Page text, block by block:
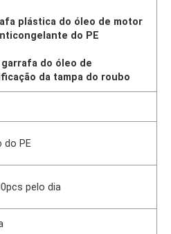
plástica do óleo de motor
do PE
do óleo de
da tampa do roubo
do PE
pelo dia